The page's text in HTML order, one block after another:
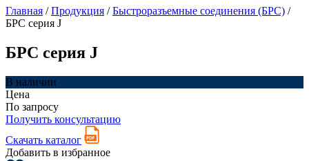
Главная /Продукция /Быстроразъемные соединения (БРС) /
БРС серия J
БРС серия J
В наличии
Цена
По запросу
Получить консультацию
Скачать каталог
Добавить в избранное